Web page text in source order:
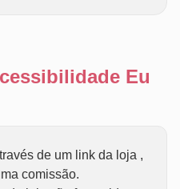
Eu
de um link da loja ,
comissão.